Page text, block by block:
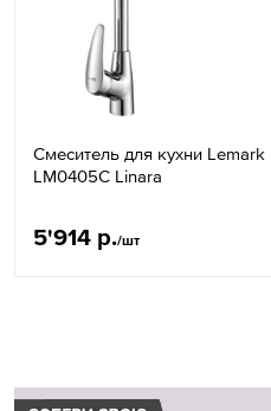
Смеситель для кухни Lemark
LM0405C Linara
5'914 р./шт